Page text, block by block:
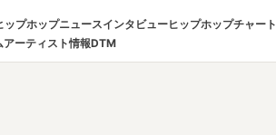
ップホップニュースインタビューヒップホップチャート
アーティスト情報DTM